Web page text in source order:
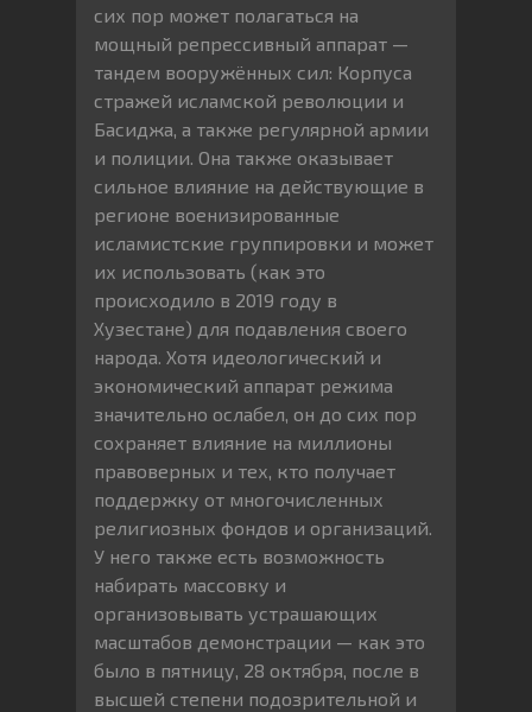
сих пор может полагаться на
мощный репрессивный аппарат —
тандем вооружённых сил: Корпуса
стражей исламской революции и
Басиджа, а также регулярной армии
и полиции. Она также оказывает
сильное влияние на действующие в
регионе военизированные
исламистские группировки и может
их использовать (как это
происходило в 2019 году в
Хузестане) для подавления своего
народа. Хотя идеологический и
экономический аппарат режима
значительно ослабел, он до сих пор
сохраняет влияние на миллионы
правоверных и тех, кто получает
поддержку от многочисленных
религиозных фондов и организаций.
У него также есть возможность
набирать массовку и
организовывать устрашающих
масштабов демонстрации — как это
было в пятницу, 28 октября, после в
высшей степени подозрительной и